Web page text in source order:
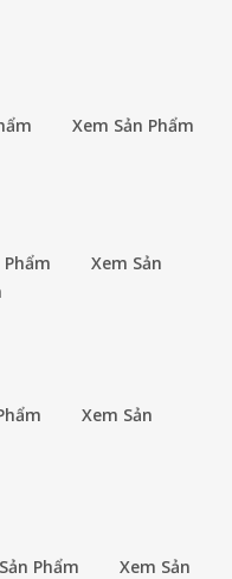
Xem Sản Phẩm
Phẩm
Xem Sản
Xem Sản
Phẩm
Xem Sản